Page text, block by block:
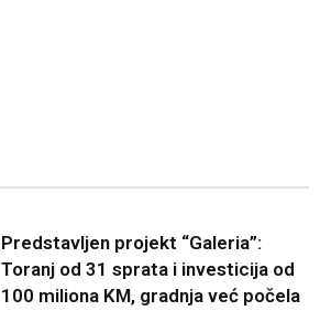
Predstavljen projekt “Galeria”:
Toranj od 31 sprata i investicija od
100 miliona KM, gradnja već počela